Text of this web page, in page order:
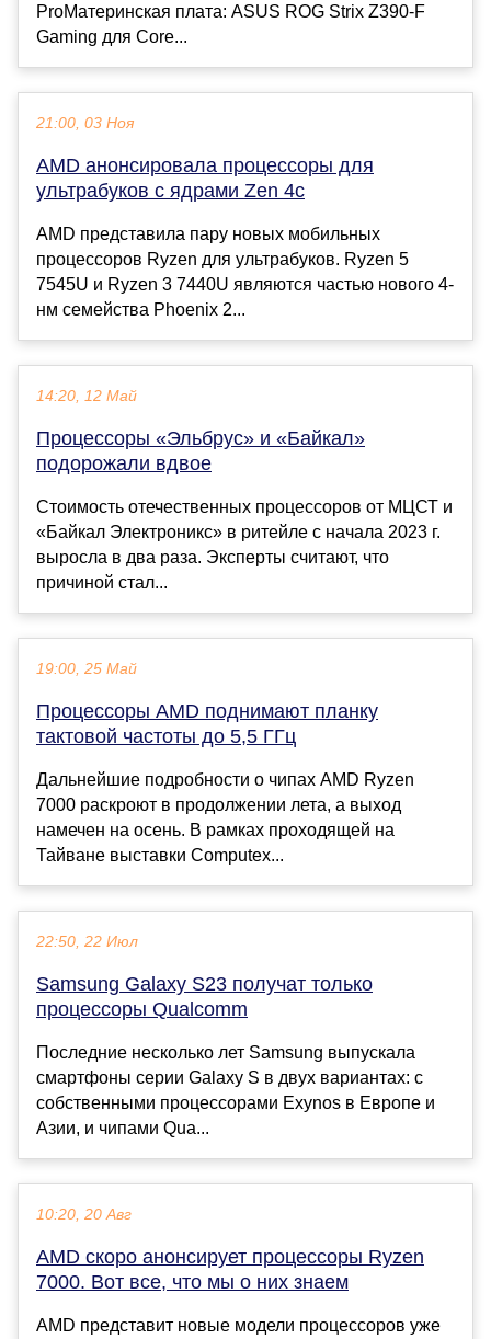
ProМатеринская плата: ASUS ROG Strix Z390-F
Gaming для Core...
21:00, 03 Ноя
AMD анонсировала процессоры для
ультрабуков с ядрами Zen 4c
AMD представила пару новых мобильных
процессоров Ryzen для ультрабуков. Ryzen 5
7545U и Ryzen 3 7440U являются частью нового 4-
нм семейства Phoenix 2...
14:20, 12 Май
Процессоры «Эльбрус» и «Байкал»
подорожали вдвое
Стоимость отечественных процессоров от МЦСТ и
«Байкал Электроникс» в ритейле с начала 2023 г.
выросла в два раза. Эксперты считают, что
причиной стал...
19:00, 25 Май
Процессоры AMD поднимают планку
тактовой частоты до 5,5 ГГц
Дальнейшие подробности о чипах AMD Ryzen
7000 раскроют в продолжении лета, а выход
намечен на осень. В рамках проходящей на
Тайване выставки Computex...
22:50, 22 Июл
Samsung Galaxy S23 получат только
процессоры Qualcomm
Последние несколько лет Samsung выпускала
смартфоны серии Galaxy S в двух вариантах: с
собственными процессорами Exynos в Европе и
Азии, и чипами Qua...
10:20, 20 Авг
AMD скоро анонсирует процессоры Ryzen
7000. Вот все, что мы о них знаем
AMD представит новые модели процессоров уже